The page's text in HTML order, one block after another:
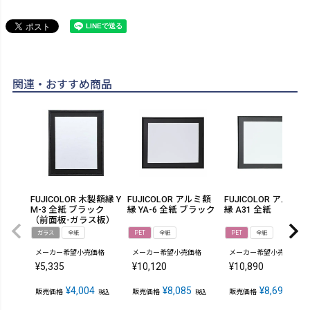
関連・おすすめ商品
FUJICOLOR 木製額縁 Y
M-3 全紙 ブラック
（前面板-ガラス板）
ガラス 全紙
メーカー希望小売価格
¥5,335
販売価格 ¥4,004 税込
FUJICOLOR アルミ額
縁 YA-6 全紙 ブラック
PET 全紙
メーカー希望小売価格
¥10,120
販売価格 ¥8,085 税込
FUJICOLOR アルミ額
縁 A31 全紙
PET 全紙
メーカー希望小売価格
¥10,890
販売価格 ¥8,690